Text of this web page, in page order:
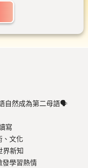
自然成為第二母語🗣️
寫
、文化
新知
學習熱情